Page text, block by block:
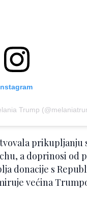
Trump
prikupljanju
a doprinosi od
donacije s
većina